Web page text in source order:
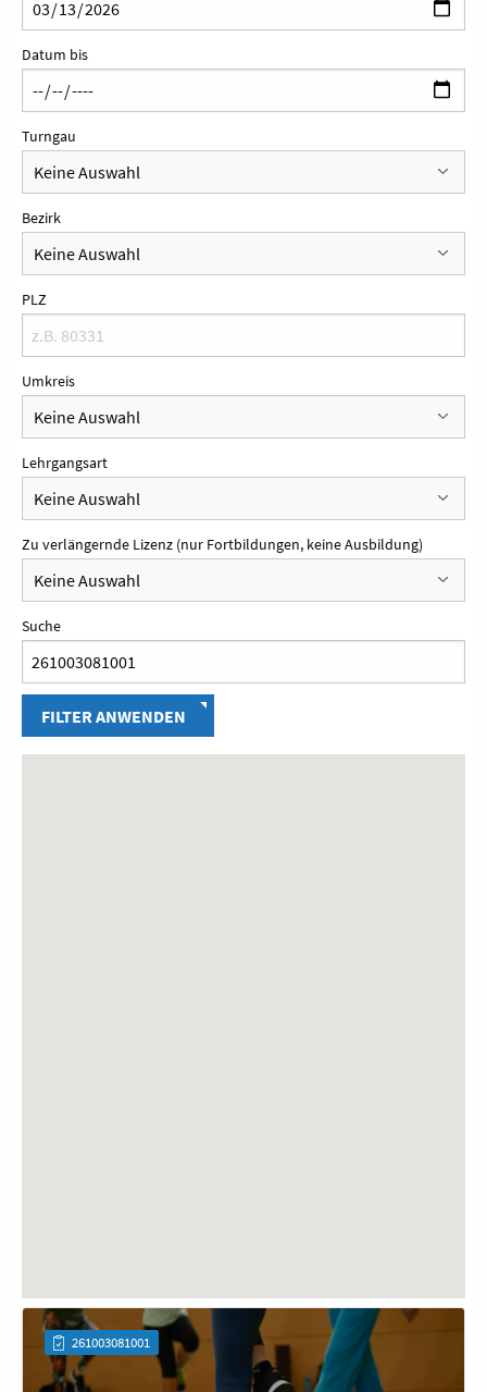
Datum bis
Turngau
Bezirk
PLZ
Umkreis
Lehrgangsart
Zu verlängernde Lizenz (nur Fortbildungen, keine Ausbildung)
Suche
FILTER ANWENDEN
261003081001